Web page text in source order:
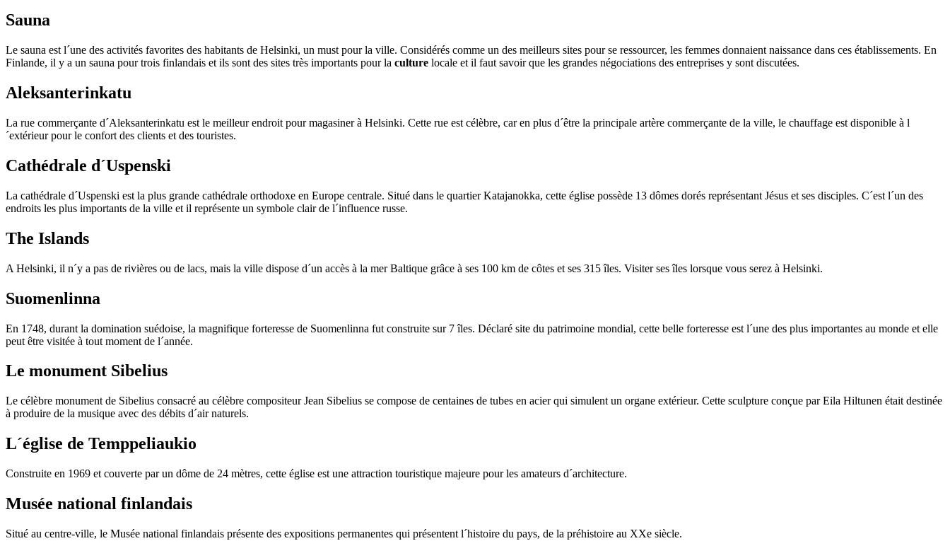
Sauna
Le sauna est l´une des activités favorites des habitants de Helsinki, un must pour la ville. Considérés comme un des meilleurs sites pour se ressourcer, les femmes donnaient naissance dans ces établissements. En
Finlande, il y a un sauna pour trois finlandais et ils sont des sites très importants pour la culture locale et il faut savoir que les grandes négociations des entreprises y sont discutées.
Aleksanterinkatu
La rue commerçante d´Aleksanterinkatu est le meilleur endroit pour magasiner à Helsinki. Cette rue est célèbre, car en plus d´être la principale artère commerçante de la ville, le chauffage est disponible à l
´extérieur pour le confort des clients et des touristes.
Cathédrale d´Uspenski
La cathédrale d´Uspenski est la plus grande cathédrale orthodoxe en Europe centrale. Situé dans le quartier Katajanokka, cette église possède 13 dômes dorés représentant Jésus et ses disciples. C´est l´un des
endroits les plus importants de la ville et il représente un symbole clair de l´influence russe.
The Islands
A Helsinki, il n´y a pas de rivières ou de lacs, mais la ville dispose d´un accès à la mer Baltique grâce à ses 100 km de côtes et ses 315 îles. Visiter ses îles lorsque vous serez à Helsinki.
Suomenlinna
En 1748, durant la domination suédoise, la magnifique forteresse de Suomenlinna fut construite sur 7 îles. Déclaré site du patrimoine mondial, cette belle forteresse est l´une des plus importantes au monde et elle
peut être visitée à tout moment de l´année.
Le monument Sibelius
Le célèbre monument de Sibelius consacré au célèbre compositeur Jean Sibelius se compose de centaines de tubes en acier qui simulent un organe extérieur. Cette sculpture conçue par Eila Hiltunen était destinée
à produire de la musique avec des débits d´air naturels.
L´église de Temppeliaukio
Construite en 1969 et couverte par un dôme de 24 mètres, cette église est une attraction touristique majeure pour les amateurs d´architecture.
Musée national finlandais
Situé au centre-ville, le Musée national finlandais présente des expositions permanentes qui présentent l´histoire du pays, de la préhistoire au XXe siècle.